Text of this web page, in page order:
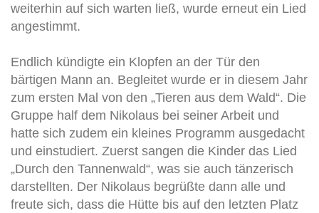
weiterhin auf sich warten ließ, wurde erneut ein Lied
angestimmt.
Endlich kündigte ein Klopfen an der Tür den
bärtigen Mann an. Begleitet wurde er in diesem Jahr
zum ersten Mal von den „Tieren aus dem Wald“. Die
Gruppe half dem Nikolaus bei seiner Arbeit und
hatte sich zudem ein kleines Programm ausgedacht
und einstudiert. Zuerst sangen die Kinder das Lied
„Durch den Tannenwald“, was sie auch tänzerisch
darstellten. Der Nikolaus begrüßte dann alle und
freute sich, dass die Hütte bis auf den letzten Platz